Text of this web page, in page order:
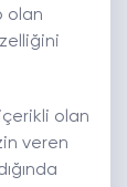
olan
olan
veren